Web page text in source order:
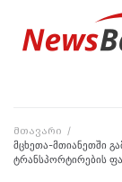
მთავარი /
მცხეთა-მთიანეთში
ტრანსპორტირების